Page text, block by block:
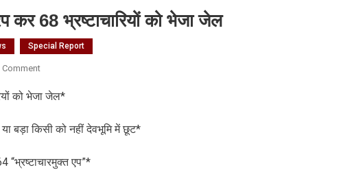
कर 68 भ्रष्टाचारियों को भेजा जेल
Special Report
CommentOn
सरकार
विजिलेंस
57
को भेजा जेल*
बड़ा किसी को नहीं देवभूमि में छूट*
“भ्रष्टाचारमुक्त एप”*